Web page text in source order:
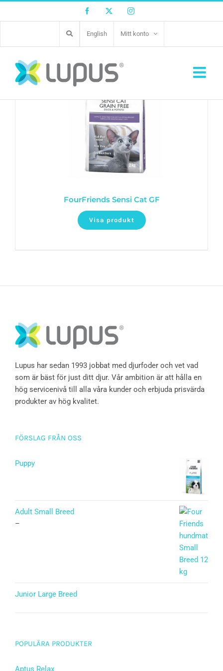
Facebook Twitter Instagram
English Mitt konto
FourFriends Sensi Cat GF
Visa produkt
Lupus har sedan 1993 jobbat med djurfoder och vet vad
som är bäst för just ditt djur. Vår ambition är att hålla en
hög servicenivå till alla våra kunder och erbjuda prisvärda
produkter av hög kvalitet.
FÖRSLAG FRÅN OSS
Puppy
Adult Small Breed
–
Junior Large Breed
POPULÄRA PRODUKTER
Aptus Relax